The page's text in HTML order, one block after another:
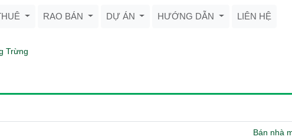
RAO BÁN DỰ ÁN HƯỚNG DẪN LIÊN HỆ
Trừng
Bán nhà